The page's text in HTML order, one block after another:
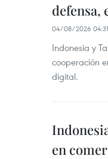
defensa,
04/08/2026 04:31
Indonesia y
cooperación
digital.
en